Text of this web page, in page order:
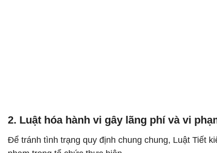
2. Luật hóa hành vi gây lãng phí và vi
Để tránh tình trạng quy định chung chung, Luật Tiết